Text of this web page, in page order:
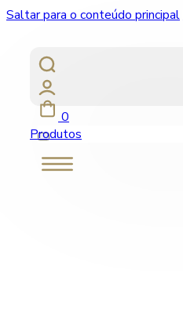
Saltar para o conteúdo principal
0
Produtos